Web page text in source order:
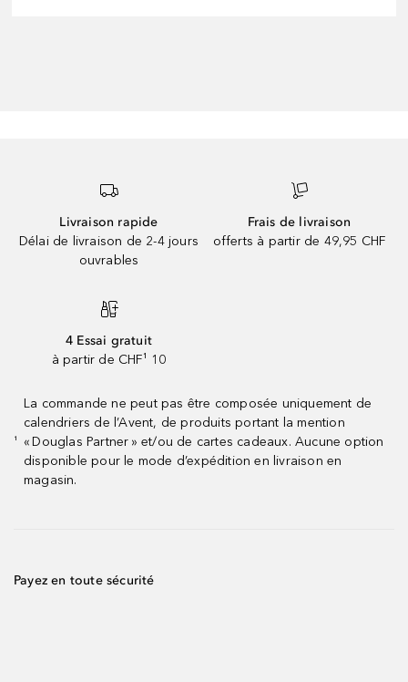
Livraison rapide
Délai de livraison de 2-4 jours
ouvrables
Frais de livraison
offerts à partir de 49,95 CHF
4 Essai gratuit
à partir de CHF¹ 10
¹
La commande ne peut pas être composée uniquement de
calendriers de l’Avent, de produits portant la mention
« Douglas Partner » et/ou de cartes cadeaux. Aucune option
disponible pour le mode d’expédition en livraison en
magasin.
Payez en toute sécurité